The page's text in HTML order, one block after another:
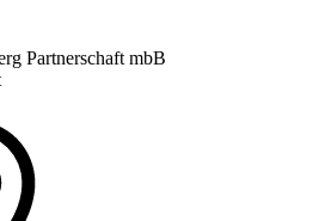
Partnerschaft mbB